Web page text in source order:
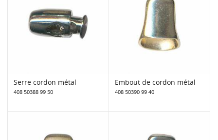
Serre cordon métal
408 50388 99 50
Embout de cordon métal
408 50390 99 40